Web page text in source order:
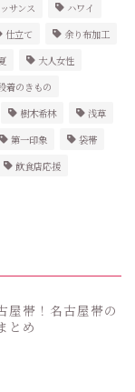
サンス
ハワイ
仕立て
余り布加工
大人女性
着のきもの
樹木希林
浅草
第一印象
袋帯
飲食店応援
屋帯！名古屋帯の
とめ